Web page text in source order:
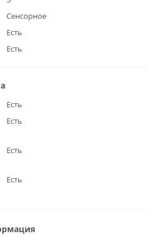
Сенсорное
Есть
Есть
Есть
Есть
Есть
Есть